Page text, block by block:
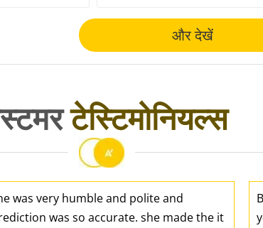
और देखें
टेस्टिमोनियल्स
was very humble and polite and
was so accurate. she made the it